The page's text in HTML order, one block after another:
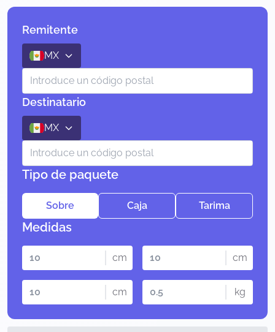
Remitente
MX
Destinatario
MX
Tipo de paquete
Sobre Caja Tarima
Medidas
cm cm
cm kg